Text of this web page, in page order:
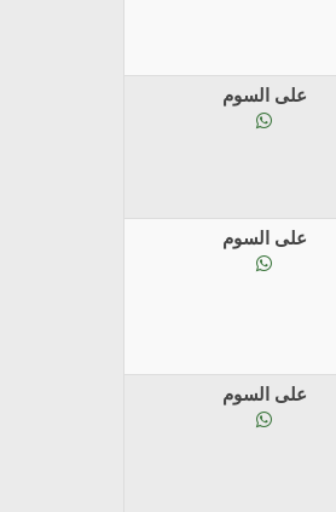
على السوم
على السوم
على السوم